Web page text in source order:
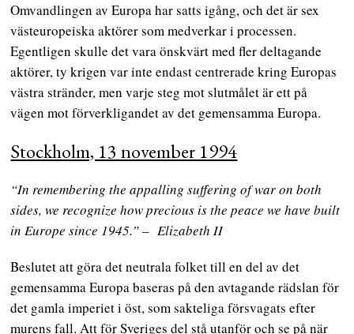
Omvandlingen av Europa har satts igång, och det är sex
västeuropeiska aktörer som medverkar i processen.
Egentligen skulle det vara önskvärt med fler deltagande
aktörer, ty krigen var inte endast centrerade kring Europas
västra stränder, men varje steg mot slutmålet är ett på
vägen mot förverkligandet av det gemensamma Europa.
Stockholm, 13 november 1994
“In remembering the appalling suffering of war on both
sides, we recognize how precious is the peace we have built
in Europe since 1945.”– Elizabeth II
Beslutet att göra det neutrala folket till en del av det
gemensamma Europa baseras på den avtagande rädslan för
det gamla imperiet i öst, som sakteliga försvagats efter
murens fall. Att för Sveriges del stå utanför och se på när